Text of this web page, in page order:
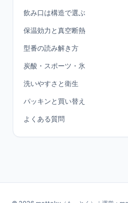
飲み口は構造で選ぶ
保温効力と真空断熱
型番の読み解き方
炭酸・スポーツ・氷
洗いやすさと衛生
パッキンと買い替え
よくある質問